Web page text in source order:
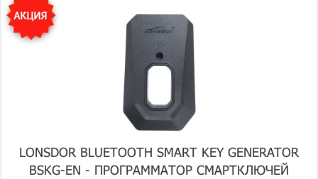
LONSDOR BLUETOOTH SMART KEY GENERATOR
BSKG-EN - ПРОГРАММАТОР СМАРТКЛЮЧЕЙ